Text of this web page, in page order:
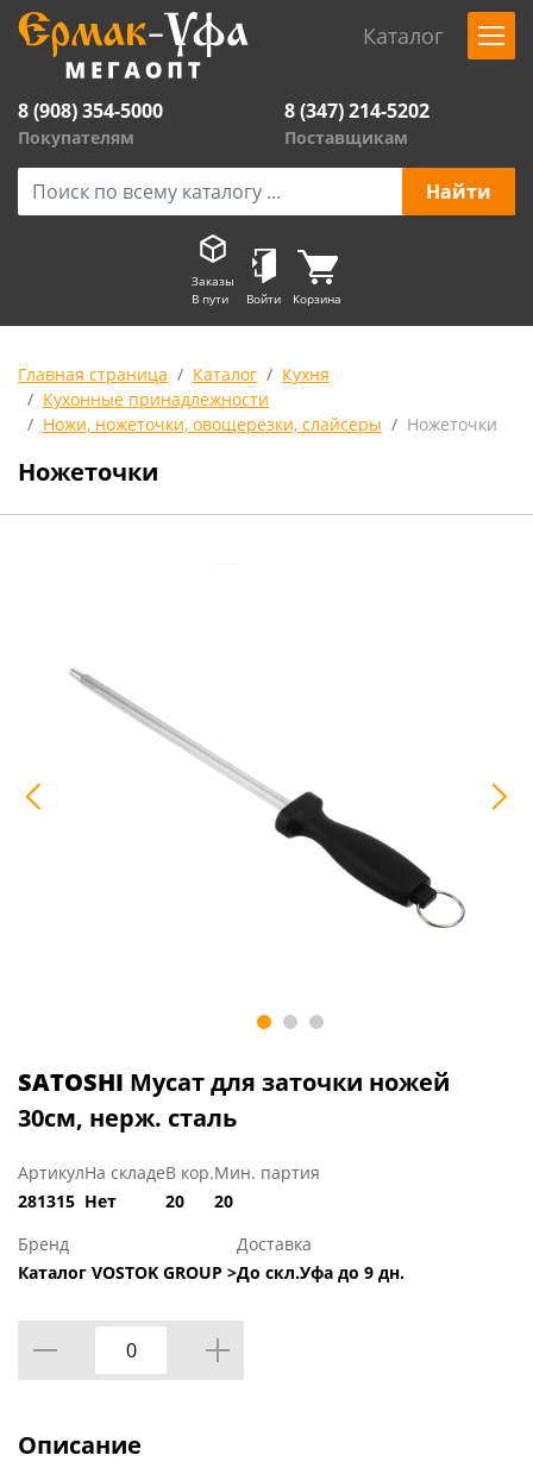
Каталог
8 (908) 354-5000
Покупателям
8 (347) 214-5202
Поставщикам
Заказы
В пути
Войти Корзина
Главная страница Каталог
Кухня
Кухонные принадлежности
Ножи, ножеточки, овощерезки, слайсеры
Ножеточки
Ножеточки
SATOSHI Мусат для заточки ножей
30см, нерж. сталь
Артикул
281315
На складе
Нет
В кор.
20
Мин. партия
20
Бренд
Каталог VOSTOK GROUP >
Доставка
До скл.Уфа до 9 дн.
Описание